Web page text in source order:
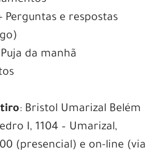
Perguntas e respostas
da manhã
: Bristol Umarizal Belém
I, 1104 – Umarizal,
(presencial) e on-line (via